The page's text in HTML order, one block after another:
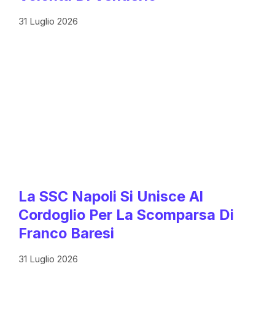
31 Luglio 2026
La SSC Napoli Si Unisce Al
Cordoglio Per La Scomparsa Di
Franco Baresi
31 Luglio 2026